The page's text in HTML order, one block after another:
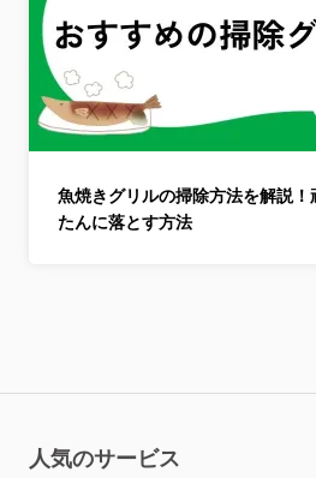
魚焼きグリルの掃除方法を解説！
たんに落とす方法
人気のサービス